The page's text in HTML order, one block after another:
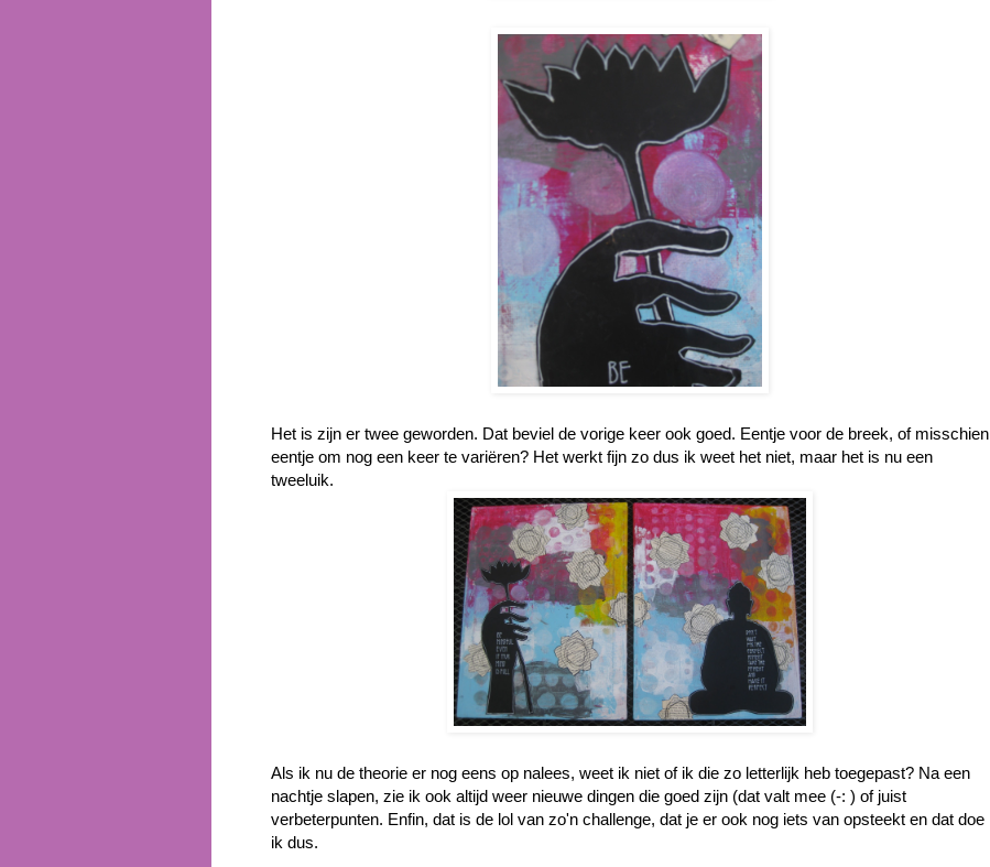
Het is zijn er twee geworden. Dat beviel de vorige keer ook goed. Eentje voor de breek, of misschien
eentje om nog een keer te variëren? Het werkt fijn zo dus ik weet het niet, maar het is nu een
tweeluik.
Als ik nu de theorie er nog eens op nalees, weet ik niet of ik die zo letterlijk heb toegepast? Na een
nachtje slapen, zie ik ook altijd weer nieuwe dingen die goed zijn (dat valt mee (-: ) of juist
verbeterpunten. Enfin, dat is de lol van zo'n challenge, dat je er ook nog iets van opsteekt en dat doe
ik dus.